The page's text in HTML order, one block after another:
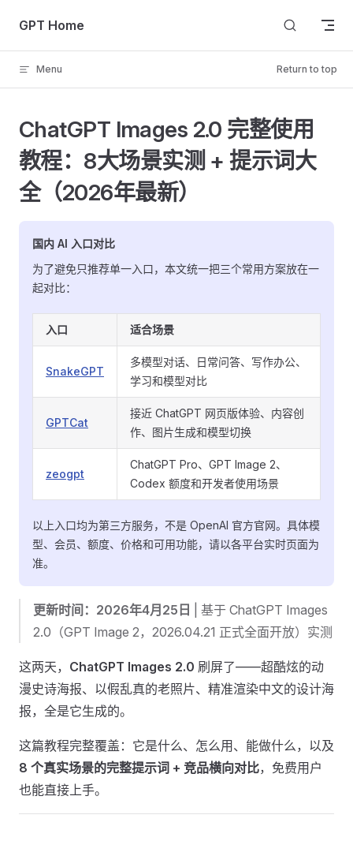
Skip to content
GPT Home
Menu Return to top
ChatGPT Images 2.0 完整使用
教程：8大场景实测 + 提示词大
全（2026年最新）
国内 AI 入口对比
为了避免只推荐单一入口，本文统一把三个常用方案放在一
起对比：
入口 适合场景
SnakeGPT
多模型对话、日常问答、写作办公、
学习和模型对比
GPTCat
接近 ChatGPT 网页版体验、内容创
作、图片生成和模型切换
zeogpt
ChatGPT Pro、GPT Image 2、
Codex 额度和开发者使用场景
以上入口均为第三方服务，不是 OpenAI 官方官网。具体模
型、会员、额度、价格和可用功能，请以各平台实时页面为
准。
更新时间：2026年4月25日
| 基于 ChatGPT Images
2.0（GPT Image 2，2026.04.21 正式全面开放）实测
这两天， ChatGPT Images 2.0 刷屏了——超酷炫的动
漫史诗海报、以假乱真的老照片、精准渲染中文的设计海
报，全是它生成的。
这篇教程完整覆盖：它是什么、怎么用、能做什么，以及
8 个真实场景的完整提示词 + 竞品横向对比，免费用户
也能直接上手。